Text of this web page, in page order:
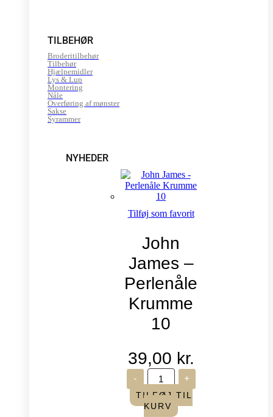
TILBEHØR
Broderitilbehør
Tilbehør
Hjælpemidler
Lys & Lup
Montering
Nåle
Overføring af mønster
Sakse
Syrammer
NYHEDER
Tilføj som favorit
John
James –
Perlenåle
Krumme
10
39,00 kr.
-
John
James
-
Perlenåle
Krumme
+
TILFØJ TIL
KURV